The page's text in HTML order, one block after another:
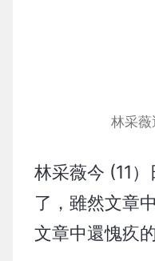
林采
林采薇今 (11
了，雖然文章
文章中還愧疚